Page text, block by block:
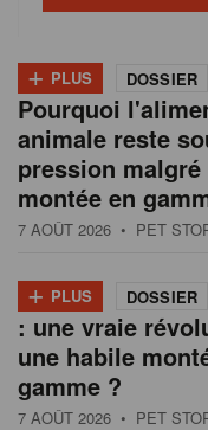
+ PLUS DOSSIER
Pourquoi
animale reste
pression malgré
montée en
7 AOÛT 2026 • PET
+ PLUS DOSSIER
: une vraie
une habile
gamme ?
7 AOÛT 2026 • PET